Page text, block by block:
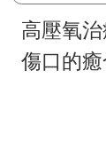
高壓氧
傷口的